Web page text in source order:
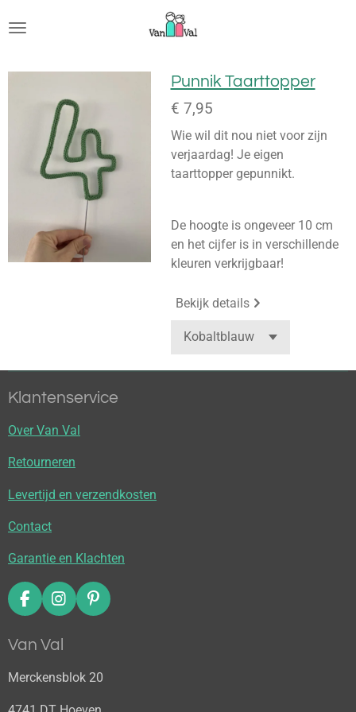
direct
de
Punnik Taarttopper
€ 7,95
Wie wil dit nou niet voor zijn
verjaardag! Je eigen
taarttopper gepunnikt.
De hoogte is ongeveer 10 cm
en het cijfer is in verschillende
kleuren verkrijgbaar!
Bekijk details
Klantenservice
Over Van Val
Retourneren
Levertijd en verzendkosten
Contact
Garantie en Klachten
F
a
e
o
I
n
s
t
g
P
i
r
Van Val
Merckensblok 20